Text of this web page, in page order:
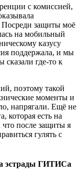
с комиссией,
Посреди защиты моё
на мобильный
казусу
поддержала, и мы
сказали где-то к
поэтому такой
моменты и
напрягали. Ещё не
которая есть на
после защиты я
гулять с
эстрады ГИТИСа